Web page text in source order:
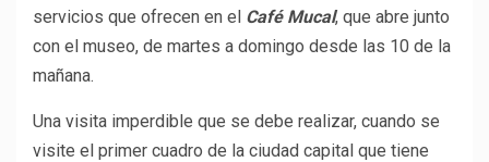
servicios que ofrecen en el Café Mucal, que abre junto
con el museo, de martes a domingo desde las 10 de la
mañana.
Una visita imperdible que se debe realizar, cuando se
visite el primer cuadro de la ciudad capital que tiene